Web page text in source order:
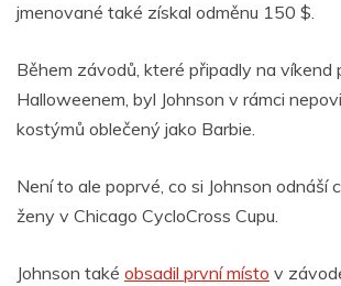
jmenované také získal odměnu 150 $.
Během závodů, které připadly na víkend
Halloweenem, byl Johnson v rámci
kostýmů oblečený jako Barbie.
Není to ale poprvé, co si Johnson odnáší
ženy v Chicago CycloCross Cupu.
Johnson také obsadil první místo v